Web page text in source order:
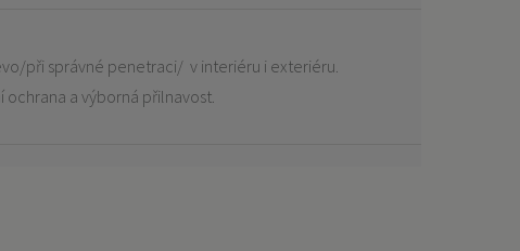
při správné penetraci/ v interiéru i exteriéru.
ochrana a výborná přilnavost.